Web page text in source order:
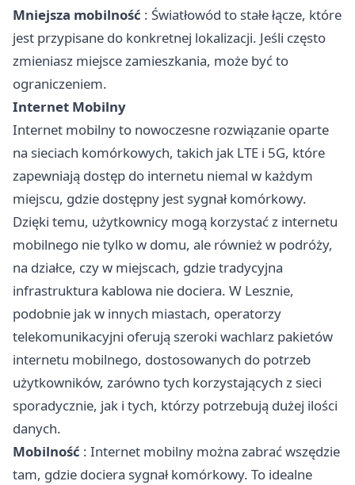
Mniejsza mobilność : Światłowód to stałe łącze, które
jest przypisane do konkretnej lokalizacji. Jeśli często
zmieniasz miejsce zamieszkania, może być to
ograniczeniem.
Internet Mobilny
Internet mobilny to nowoczesne rozwiązanie oparte
na sieciach komórkowych, takich jak LTE i 5G, które
zapewniają dostęp do internetu niemal w każdym
miejscu, gdzie dostępny jest sygnał komórkowy.
Dzięki temu, użytkownicy mogą korzystać z internetu
mobilnego nie tylko w domu, ale również w podróży,
na działce, czy w miejscach, gdzie tradycyjna
infrastruktura kablowa nie dociera. W Lesznie,
podobnie jak w innych miastach, operatorzy
telekomunikacyjni oferują szeroki wachlarz pakietów
internetu mobilnego, dostosowanych do potrzeb
użytkowników, zarówno tych korzystających z sieci
sporadycznie, jak i tych, którzy potrzebują dużej ilości
danych.
Mobilność : Internet mobilny można zabrać wszędzie
tam, gdzie dociera sygnał komórkowy. To idealne